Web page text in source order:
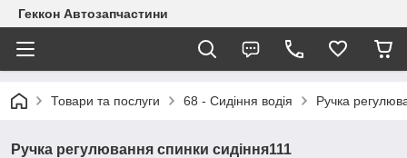
Геккон Автозапчастини
Товари та послуги 68 - Сидіння водія Ручка
Ручка регулювання спинки сидіння111